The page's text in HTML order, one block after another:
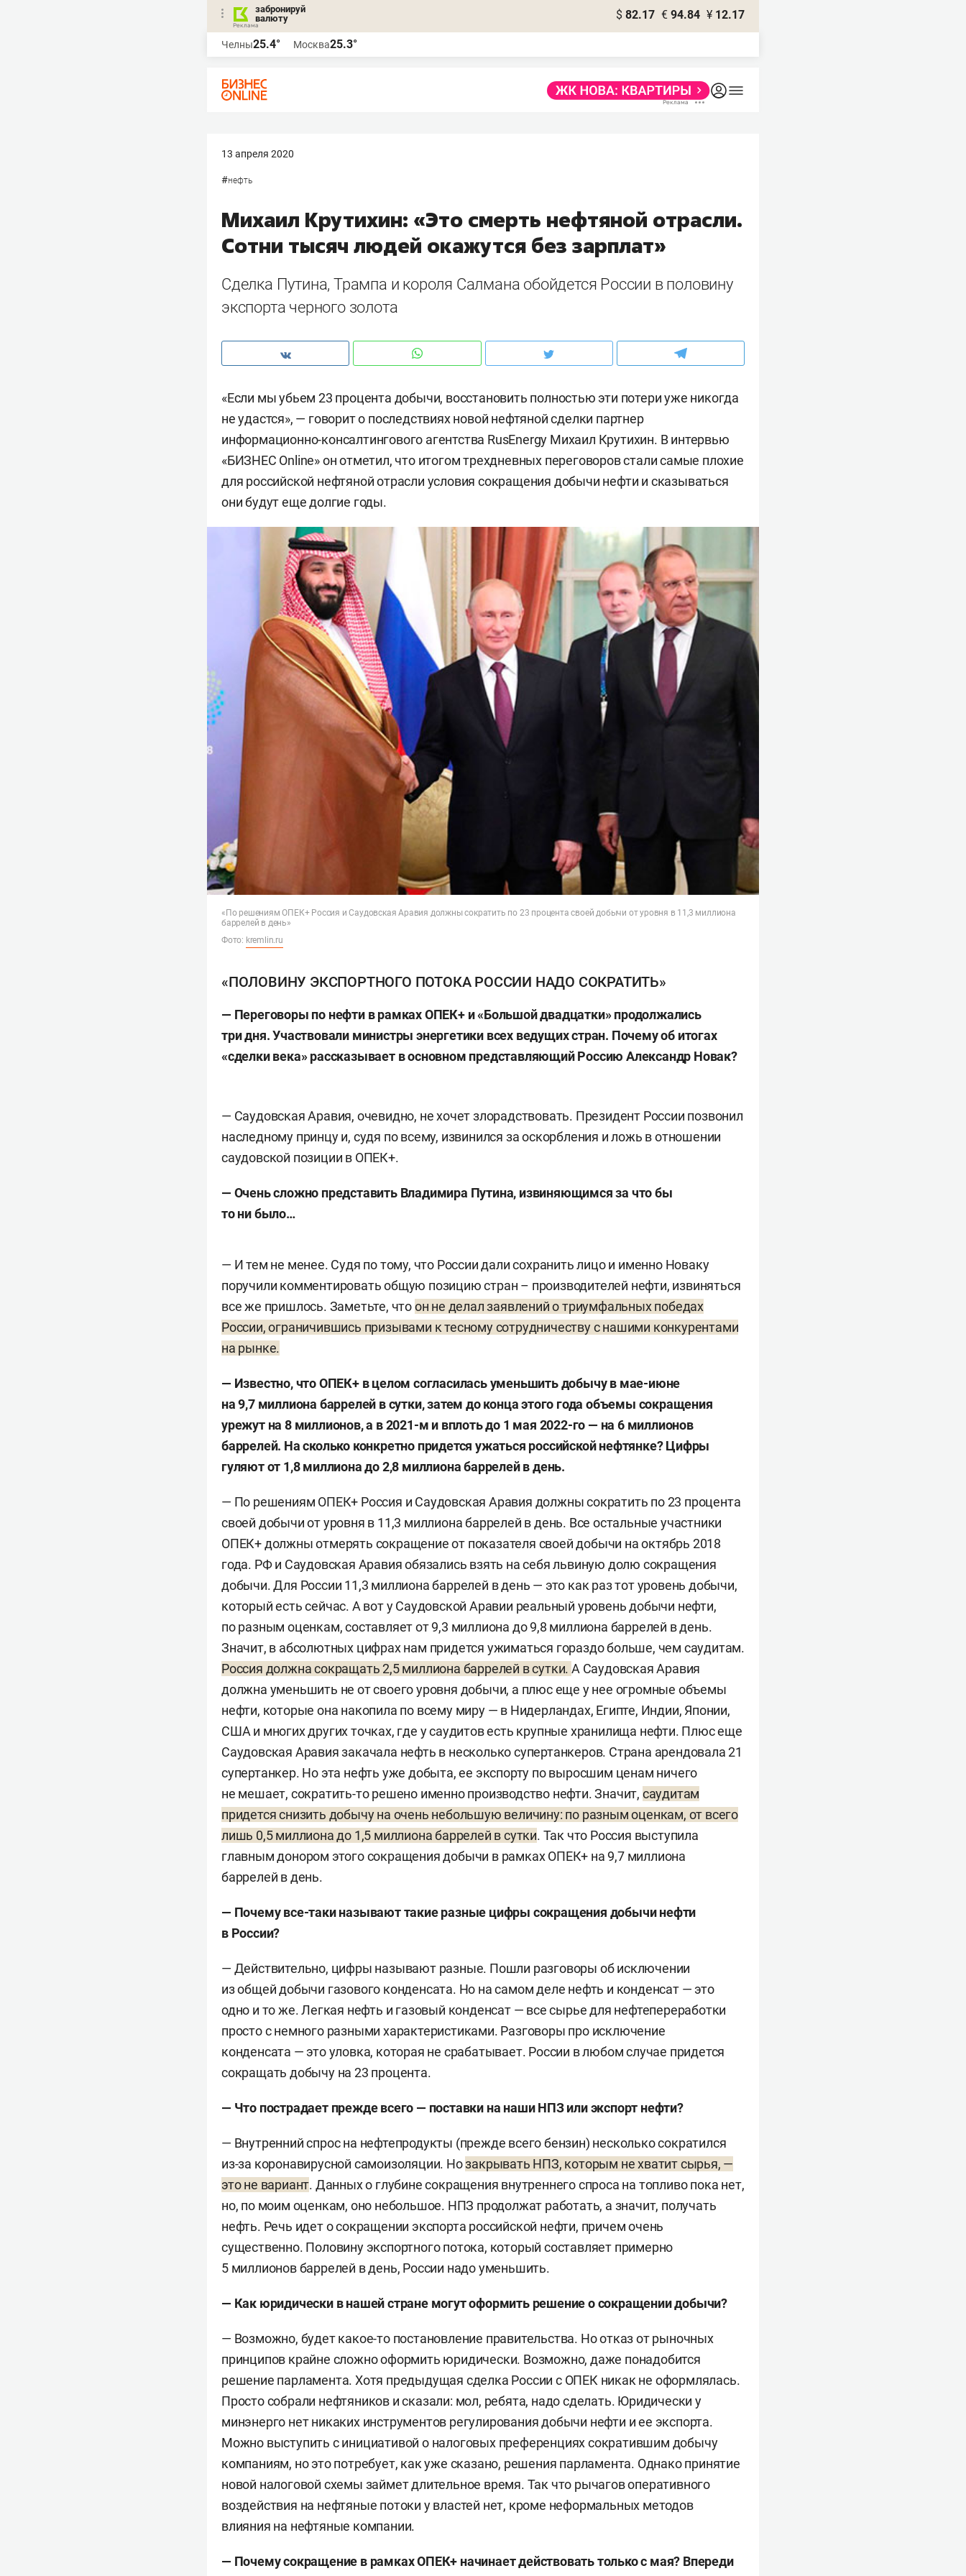
забронируй
валюту
$ 82.17 € 94.84 ¥ 12.17
Челны25.4° Москва25.3°
13 апреля 2020
#нефть
Михаил Крутихин: «Это смерть нефтяной отрасли.
Сотни тысяч людей окажутся без зарплат»
Сделка Путина, Трампа и короля Салмана обойдется России в половину
экспорта черного золота
«Если мы убьем 23 процента добычи, восстановить полностью эти потери уже никогда
не удастся», — говорит о последствиях новой нефтяной сделки партнер
информационно-консалтингового агентства RusEnergy Михаил Крутихин. В интервью
«БИЗНЕС Online» он отметил, что итогом трехдневных переговоров стали самые плохие
для российской нефтяной отрасли условия сокращения добычи нефти и сказываться
они будут еще долгие годы.
«По решениям ОПЕК+ Россия и Саудовская Аравия должны сократить по 23 процента своей добычи от уровня в 11,3 миллиона
баррелей в день»
Фото: kremlin.ru
«ПОЛОВИНУ ЭКСПОРТНОГО ПОТОКА РОССИИ НАДО СОКРАТИТЬ»
— Переговоры по нефти в рамках ОПЕК+ и «Большой двадцатки» продолжались
три дня. Участвовали министры энергетики всех ведущих стран. Почему об итогах
«сделки века» рассказывает в основном представляющий Россию Александр Новак?
— Саудовская Аравия, очевидно, не хочет злорадствовать. Президент России позвонил
наследному принцу и, судя по всему, извинился за оскорбления и ложь в отношении
саудовской позиции в ОПЕК+.
— Очень сложно представить Владимира Путина, извиняющимся за что бы
то ни было…
— И тем не менее. Судя по тому, что России дали сохранить лицо и именно Новаку
поручили комментировать общую позицию стран – производителей нефти, извиняться
все же пришлось. Заметьте, чтоон не делал заявлений о триумфальных победах
России, ограничившись призывами к тесному сотрудничеству с нашими конкурентами
на рынке.
— Известно, чтоОПЕК+ в целом согласилась уменьшить добычу в мае-июне
на 9,7 миллиона баррелей в сутки, затем до конца этого года объемы сокращения
урежут на 8 миллионов, а в 2021-м и вплоть до 1 мая 2022-го — на 6 миллионов
баррелей. На сколько конкретно придется ужаться российской нефтянке? Цифры
гуляют от 1,8 миллиона до 2,8 миллиона баррелей в день.
— По решениям ОПЕК+ Россия и Саудовская Аравия должны сократить по 23 процента
своей добычи от уровня в 11,3 миллиона баррелей в день. Все остальные участники
ОПЕК+ должны отмерять сокращение от показателя своей добычи на октябрь 2018
года. РФ и Саудовская Аравия обязались взять на себя львиную долю сокращения
добычи. Для России 11,3 миллиона баррелей в день — это как раз тот уровень добычи,
который есть сейчас. А вот у Саудовской Аравии реальный уровень добычи нефти,
по разным оценкам, составляет от 9,3 миллиона до 9,8 миллиона баррелей в день.
Значит, в абсолютных цифрах нам придется ужиматься гораздо больше, чем саудитам.
Россия должна сокращать 2,5 миллиона баррелей в сутки. А Саудовская Аравия
должна уменьшить не от своего уровня добычи, а плюс еще у нее огромные объемы
нефти, которые она накопила по всему миру — в Нидерландах, Египте, Индии, Японии,
США и многих других точках, где у саудитов есть крупные хранилища нефти. Плюс еще
Саудовская Аравия закачала нефть в несколько супертанкеров. Страна арендовала 21
супертанкер. Но эта нефть уже добыта, ее экспорту по выросшим ценам ничего
не мешает, сократить-то решено именно производство нефти. Значит, саудитам
придется снизить добычу на очень небольшую величину: по разным оценкам, от всего
лишь 0,5 миллиона до 1,5 миллиона баррелей в сутки. Так что Россия выступила
главным донором этого сокращения добычи в рамках ОПЕК+ на 9,7 миллиона
баррелей в день.
— Почему все-таки называют такие разные цифры сокращения добычи нефти
в России?
— Действительно, цифры называют разные. Пошли разговоры об исключении
из общей добычи газового конденсата. Но на самом деле нефть и конденсат — это
одно и то же. Легкая нефть и газовый конденсат — все сырье для нефтепереработки
просто с немного разными характеристиками. Разговоры про исключение
конденсата — это уловка, которая не срабатывает. России в любом случае придется
сокращать добычу на 23 процента.
— Что пострадает прежде всего — поставки на наши НПЗ или экспорт нефти?
— Внутренний спрос на нефтепродукты (прежде всего бензин) несколько сократился
из-за коронавирусной самоизоляции. Нозакрывать НПЗ, которым не хватит сырья, —
это не вариант. Данных о глубине сокращения внутреннего спроса на топливо пока нет,
но, по моим оценкам, оно небольшое. НПЗ продолжат работать, а значит, получать
нефть. Речь идет о сокращении экспорта российской нефти, причем очень
существенно. Половину экспортного потока, который составляет примерно
5 миллионов баррелей в день, России надо уменьшить.
— Как юридически в нашей стране могут оформить решение о сокращении добычи?
— Возможно, будет какое-то постановление правительства. Но отказ от рыночных
принципов крайне сложно оформить юридически. Возможно, даже понадобится
решение парламента. Хотя предыдущая сделка России с ОПЕК никак не оформлялась.
Просто собрали нефтяников и сказали: мол, ребята, надо сделать. Юридически у
минэнерго нет никаких инструментов регулирования добычи нефти и ее экспорта.
Можно выступить с инициативой о налоговых преференциях сократившим добычу
компаниям, но это потребует, как уже сказано, решения парламента. Однако принятие
новой налоговой схемы займет длительное время. Так что рычагов оперативного
воздействия на нефтяные потоки у властей нет, кроме неформальных методов
влияния на нефтяные компании.
— Почему сокращение в рамках ОПЕК+ начинает действовать только с мая? Впереди